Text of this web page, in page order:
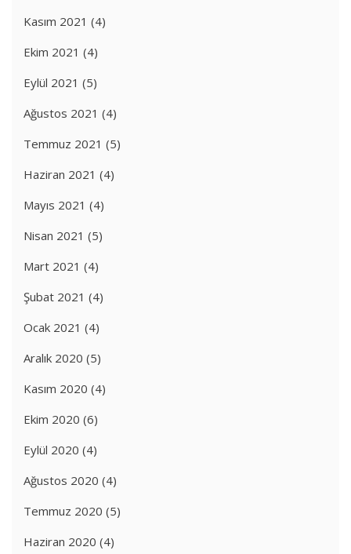
Kasım 2021 (4)
Ekim 2021 (4)
Eylül 2021 (5)
Ağustos 2021 (4)
Temmuz 2021 (5)
Haziran 2021 (4)
Mayıs 2021 (4)
Nisan 2021 (5)
Mart 2021 (4)
Şubat 2021 (4)
Ocak 2021 (4)
Aralık 2020 (5)
Kasım 2020 (4)
Ekim 2020 (6)
Eylül 2020 (4)
Ağustos 2020 (4)
Temmuz 2020 (5)
Haziran 2020 (4)